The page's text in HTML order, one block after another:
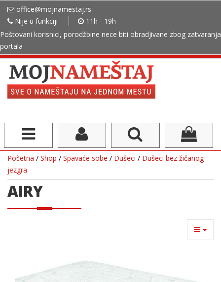
office@mojnamestaj.rs
Nije u funkciji
11h - 19h
Poštovani korisnici, porodžbine nece biti obradjivane zbog zatvaranja
portala
Početna / Shop / Spavaće sobe / Dušeci / Dušeci bez žičanog
jezgra
AIRY